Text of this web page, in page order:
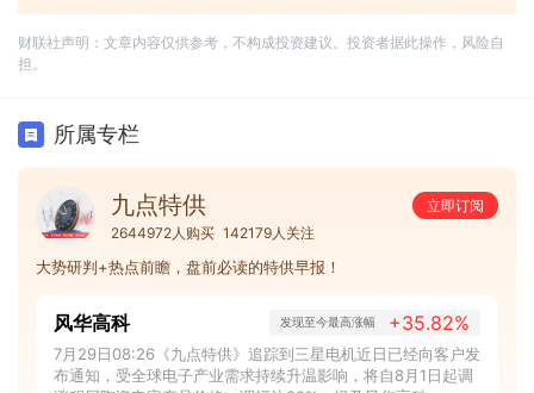
财联社声明：文章内容仅供参考，不构成投资建议。投资者据此操作，风险自
担。
所属专栏
九点特供
立即订阅
2644972人购买 142179人关注
大势研判+热点前瞻，盘前必读的特供早报！
风华高科 发现至今最高涨幅 +35.82%
7月29日08:26《九点特供》追踪到三星电机近日已经向客户发
布通知，受全球电子产业需求持续升温影响，将自8月1日起调